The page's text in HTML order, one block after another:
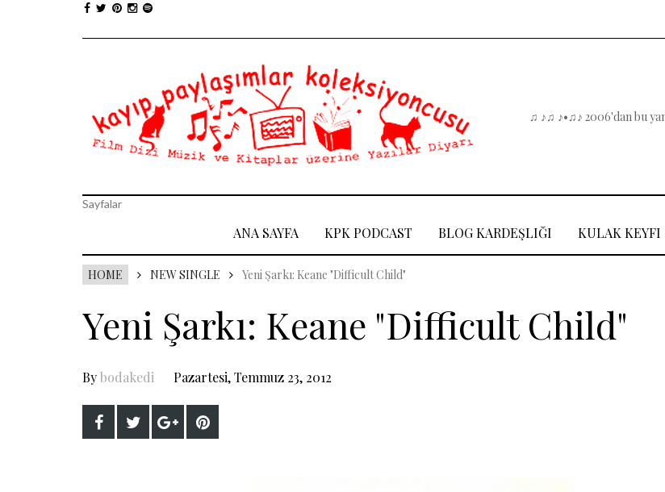
♫ ♪♫ ♪•♫♪ 2006'dan bu
Sayfalar
ANA SAYFA KPK PODCAST BLOG KARDEŞLIĞI KULAK KEYFI
HOME NEW SINGLE Yeni Şarkı: Keane "Difficult Child"
Yeni Şarkı: Keane "Difficult Child"
Bybodakedi Pazartesi, Temmuz 23, 2012